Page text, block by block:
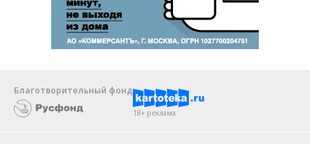
Благотворительный фонд
18+ реклама